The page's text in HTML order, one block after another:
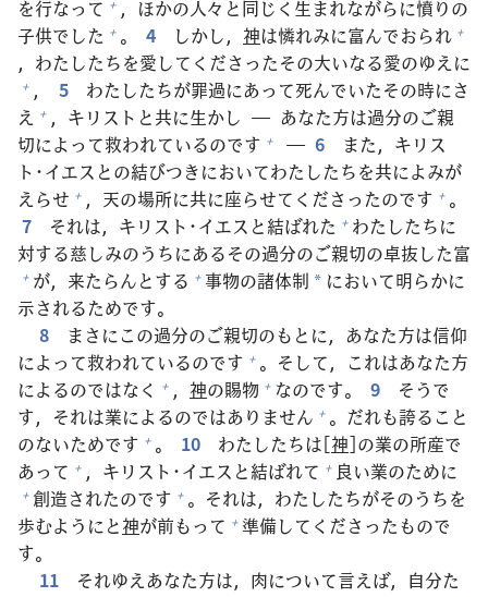
を行なって + ，ほかの人々 と同じく 生まれながらに憤りの
子供でした + 。 4 しかし， 神は憐れみに富んでおられ +
，わたしたちを愛してくださったその大いなる愛のゆえに
+ ， 5 わたしたちが罪過にあって死んでいたその時にさ
え + ，キリストと共に生かし ― あなた方は過分のご親
切によって救われているのです + ― 6
また，キリス
ト･イエスとの結びつきにおいてわたしたちを共によみが
えらせ + ， 天の場所に共に座らせてくださったのです + 。
7
それは，キリスト･イエスと結ばれた + わたしたちに
対する慈しみのうちにあるその過分のご親切の卓抜した富
+ が， 来たらんとする + 事物の諸体制 * において明らかに
示されるためです。
8
まさにこの過分のご親切のもとに，あなた方は信仰
によって救われているのです + 。そして，これはあなた方
によるのではなく + ， 神の賜物 + なのです。 9
そうで
す，それは業によるのではありません + 。だれも誇ること
のないためです + 。 10 わたしたちは[神]の業の所産で
あって + ，キリスト･イエスと結ばれて + 良い業のために
+ 創造されたのです + 。それは，わたしたちがそのうちを
歩むようにと神が前もって + 準備してくださったもので
す。
11
それゆえあなた方は， 肉について言えば， 自分た